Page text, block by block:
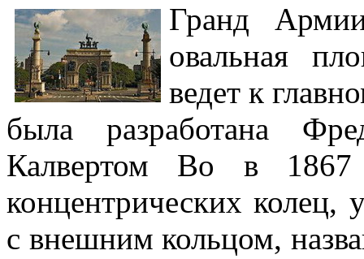
Гранд
овальная
ведет к
была разработана
Калвертом Во в
концентрических колец,
с внешним кольцом,